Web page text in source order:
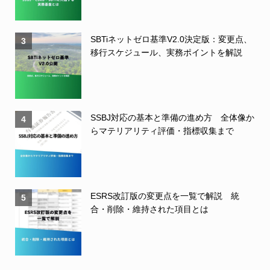
3
SBTiネットゼロ基準V2.0決定版：変更点、
移行スケジュール、実務ポイントを解説
4
SSBJ対応の基本と準備の進め方 全体像か
らマテリアリティ評価・指標収集まで
5
ESRS改訂版の変更点を一覧で解説 統
合・削除・維持された項目とは